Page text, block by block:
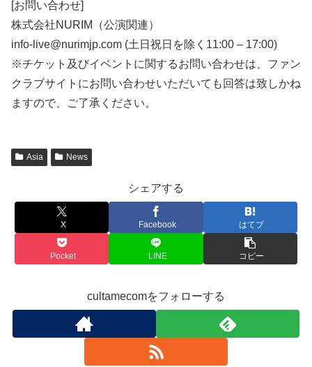
[お問い合わせ]
株式会社NURIM（公演関連）
info-live@nurimjp.com (土日祝日を除く11:00 – 17:00)
※チケット及びイベントに関するお問い合わせは、ファン
クラブサイトにお問い合わせいただいても回答は致しかね
ますので、ご了承ください。
Asia News
シェアする
X Facebook はてブ
Pocket LINE コピー
cultamecomをフォローする